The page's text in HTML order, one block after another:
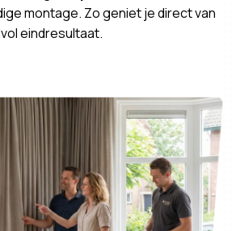
montage. Zo geniet je direct van
eindresultaat.